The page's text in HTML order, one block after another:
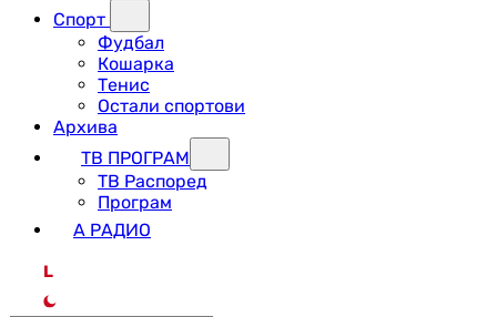
Спорт
Фудбал
Кошарка
Тенис
Остали спортови
Архива
ТВ ПРОГРАМ
ТВ Распоред
Програм
А РАДИО
L